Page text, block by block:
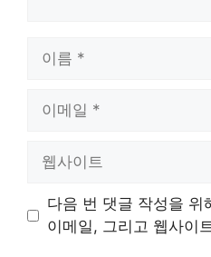
트
다음 번 댓글 작성을 위
이메일, 그리고 웹사이